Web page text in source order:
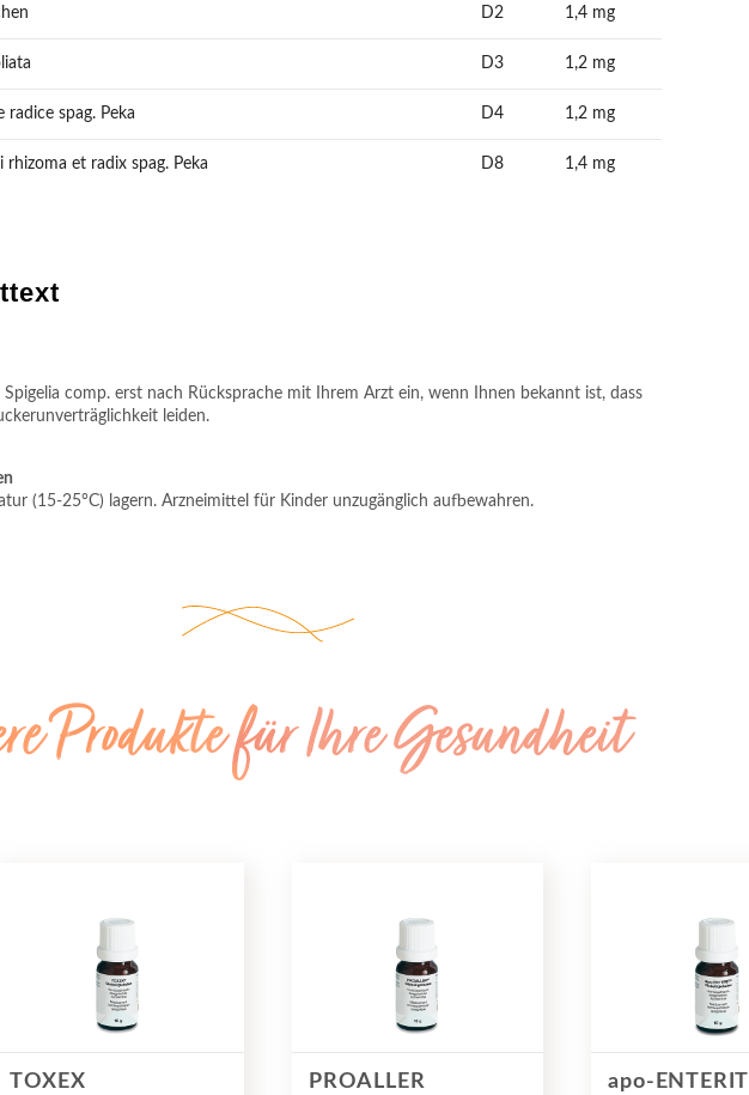
D2 1,4 mg
D3 1,2 mg
spag. Peka D4 1,2 mg
et radix spag. Peka D8 1,4 mg
comp. erst nach Rücksprache mit Ihrem Arzt ein, wenn Ihnen bekannt ist, dass
leiden.
(15-25°C) lagern. Arzneimittel für Kinder unzugänglich aufbewahren.
Produkte für Ihre Gesundheit
TOXEX PROALLER apo-ENTERIT